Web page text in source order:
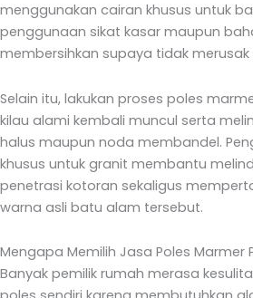
menggunakan cairan khusus untuk
penggunaan sikat kasar maupun
membersihkan supaya tidak
Selain itu, lakukan proses poles
kilau alami kembali muncul serta
halus maupun noda membandel.
khusus untuk granit membantu
penetrasi kotoran sekaligus
warna asli batu alam tersebut.
Mengapa Memilih Jasa Poles Marmer
Banyak pemilik rumah merasa